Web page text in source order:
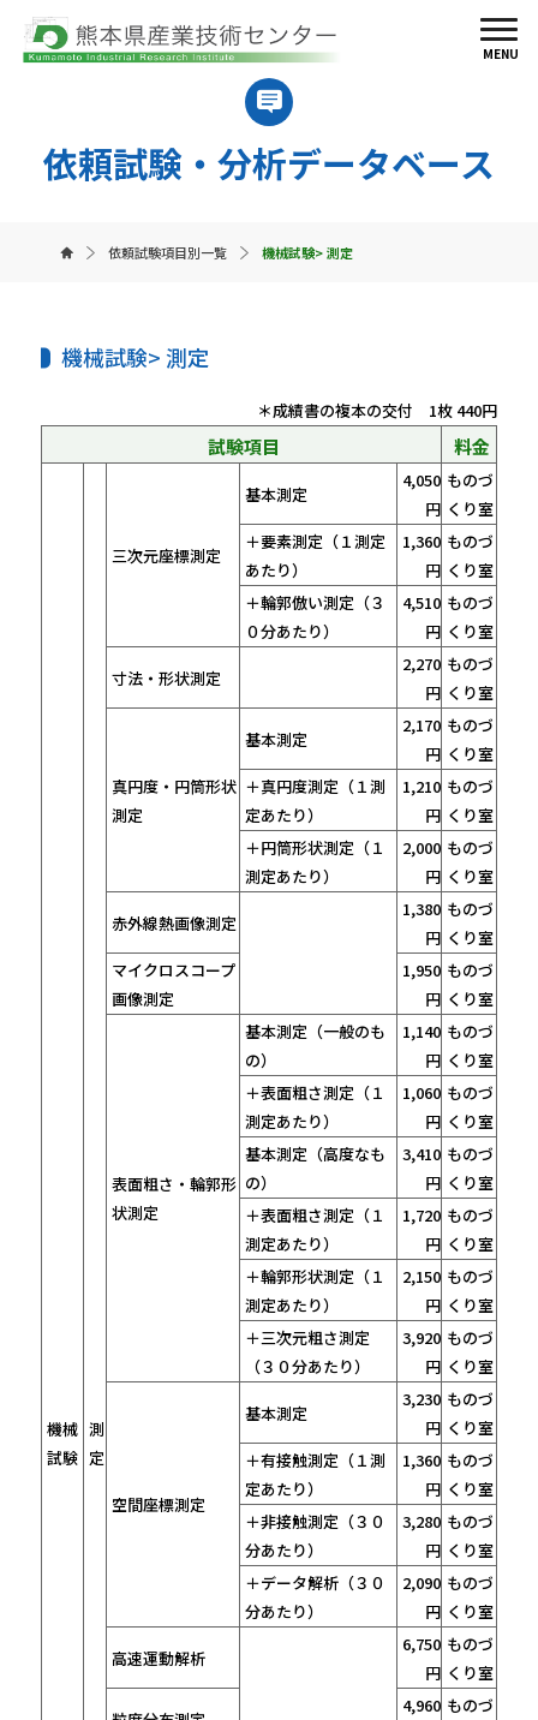
MENU
依頼試験・分析データベース
依頼試験項目別一覧 機械試験> 測定
機械試験> 測定
＊成績書の複本の交付 1枚 440円
試験項目 料金
機械
試験
測
定
三次元座標測定
基本測定
4,050
円
ものづ
くり室
＋要素測定（１測定
あたり）
1,360
円
ものづ
くり室
＋輪郭倣い測定（３
０分あたり）
4,510
円
ものづ
くり室
寸法・形状測定
2,270
円
ものづ
くり室
真円度・円筒形状
測定
基本測定
2,170
円
ものづ
くり室
＋真円度測定（１測
定あたり）
1,210
円
ものづ
くり室
＋円筒形状測定（１
測定あたり）
2,000
円
ものづ
くり室
赤外線熱画像測定
1,380
円
ものづ
くり室
マイクロスコープ
画像測定
1,950
円
ものづ
くり室
表面粗さ・輪郭形
状測定
基本測定（一般のも
の）
1,140
円
ものづ
くり室
＋表面粗さ測定（１
測定あたり）
1,060
円
ものづ
くり室
基本測定（高度なも
の）
3,410
円
ものづ
くり室
＋表面粗さ測定（１
測定あたり）
1,720
円
ものづ
くり室
＋輪郭形状測定（１
測定あたり）
2,150
円
ものづ
くり室
＋三次元粗さ測定
（３０分あたり）
3,920
円
ものづ
くり室
空間座標測定
基本測定
3,230
円
ものづ
くり室
＋有接触測定（１測
定あたり）
1,360
円
ものづ
くり室
＋非接触測定（３０
分あたり）
3,280
円
ものづ
くり室
＋データ解析（３０
分あたり）
2,090
円
ものづ
くり室
高速運動解析
6,750
円
ものづ
くり室
4,960 ものづ